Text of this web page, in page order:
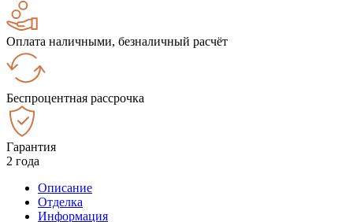
Оплата наличными, безналичный расчёт
Беспроцентная рассрочка
Гарантия
2 года
Описание
Отделка
Информация